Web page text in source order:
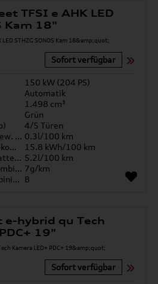
TFSI e AHK LED
Kam 18"
Sofort verfügbar
150 kW (204 PS)
Automatik
1.498 cm³
Grün
4/5 Türen
Kraftstoffverbrauch gew. kombiniert 0.3l/100 km
Stromverbrauch gew. kombiniert
15.8 kWh/100 km
Kraftst. komb. entl. Batterie 5.2l/100 km
CO2-Emission gew. kombiniert 7g/km
CO2-Klasse gew. kombiniert B
hybrid qu Tech
19"
Sofort verfügbar